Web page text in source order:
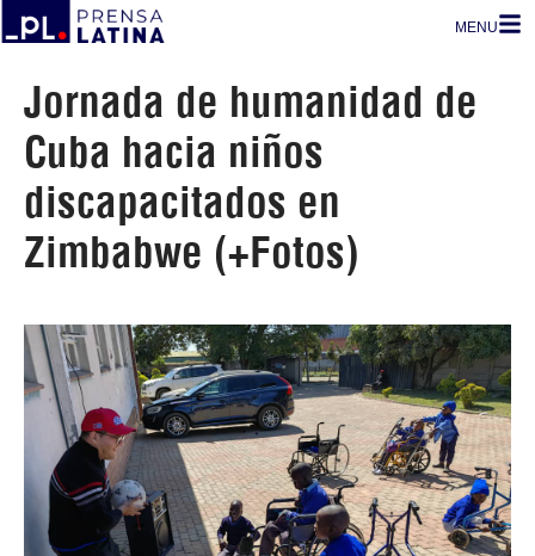
MENU
Jornada de humanidad de
Cuba hacia niños
discapacitados en
Zimbabwe (+Fotos)